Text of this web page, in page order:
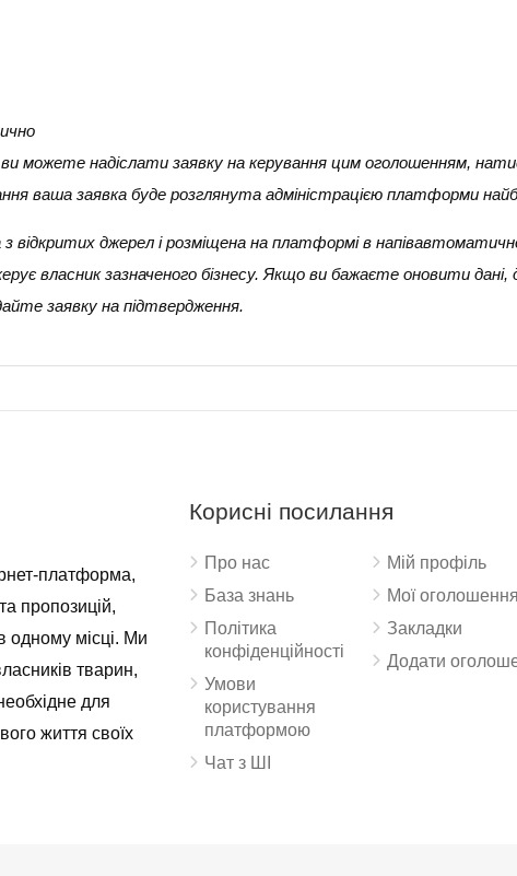
можете надіслати заявку на керування цим оголошенням,
ваша заявка буде розглянута адміністрацією платформи
з відкритих джерел і розміщена на платформі в
власник зазначеного бізнесу. Якщо ви бажаєте оновити
заявку на підтвердження.
платформа,
пропозицій,
одному місці. Ми
тварин,
для
життя своїх
Корисні посилання
Про нас
База знань
Політика
конфіденційності
Умови
користування
платформою
Чат з ШІ
Мій профіль
Мої
Закладки
Додати